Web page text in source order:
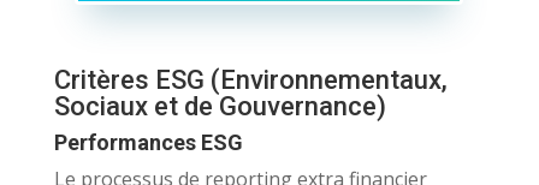
Critères ESG (Environnementaux,
Sociaux et de Gouvernance)
Performances ESG
Le processus de reporting extra financier